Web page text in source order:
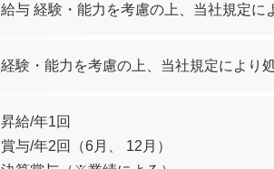
給与 経験・能力を考慮の上、当社規定に
経験・能力を考慮の上、当社規定により
昇給/年1回
賞与/年2回（6月、 12月）